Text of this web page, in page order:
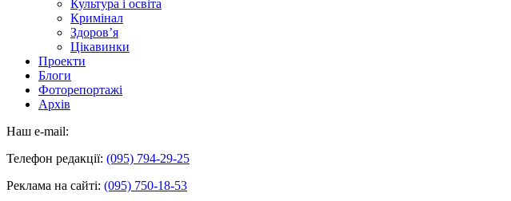
Культура і освіта
Кримінал
Здоров’я
Цікавинки
Проекти
Блоги
Фоторепортажі
Архів
Наш e-mail:
Телефон редакції: (095) 794-29-25
Реклама на сайті: (095) 750-18-53